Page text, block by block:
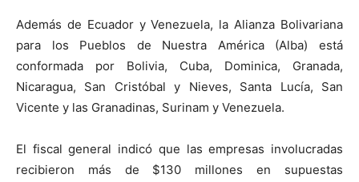
Además de Ecuador y Venezuela, la Alianza Bolivariana
para los Pueblos de Nuestra América (Alba) está
conformada por Bolivia, Cuba, Dominica, Granada,
Nicaragua, San Cristóbal y Nieves, Santa Lucía, San
Vicente y las Granadinas, Surinam y Venezuela.
El fiscal general indicó que las empresas involucradas
recibieron más de $130 millones en supuestas